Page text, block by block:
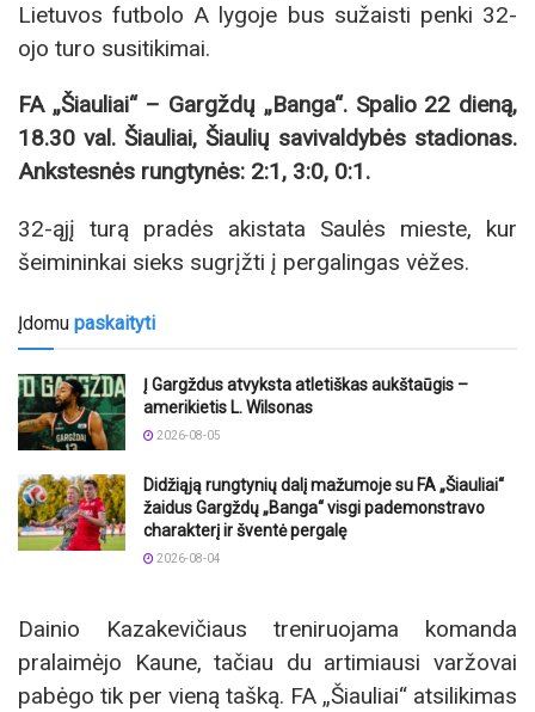
Lietuvos futbolo A lygoje bus sužaisti penki 32-
ojo turo susitikimai.
FA „Šiauliai“ – Gargždų „Banga“. Spalio 22 dieną,
18.30 val. Šiauliai, Šiaulių savivaldybės stadionas.
Ankstesnės rungtynės: 2:1, 3:0, 0:1.
32-ąjį turą pradės akistata Saulės mieste, kur
šeimininkai sieks sugrįžti į pergalingas vėžes.
Įdomu paskaityti
Į Gargždus atvyksta atletiškas aukštaūgis –
amerikietis L. Wilsonas
2026-08-05
Didžiąją rungtynių dalį mažumoje su FA „Šiauliai“
žaidus Gargždų „Banga“ visgi pademonstravo
charakterį ir šventė pergalę
2026-08-04
Dainio Kazakevičiaus treniruojama komanda
pralaimėjo Kaune, tačiau du artimiausi varžovai
pabėgo tik per vieną tašką. FA „Šiauliai“ atsilikimas